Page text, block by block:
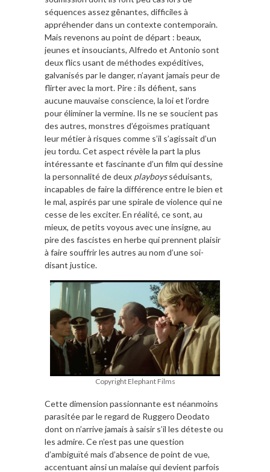
séquences assez gênantes, difficiles à
appréhender dans un contexte contemporain.
Mais revenons au point de départ : beaux,
jeunes et insouciants, Alfredo et Antonio sont
deux flics usant de méthodes expéditives,
galvanisés par le danger, n’ayant jamais peur de
flirter avec la mort. Pire : ils défient, sans
aucune mauvaise conscience, la loi et l’ordre
pour éliminer la vermine. Ils ne se soucient pas
des autres, monstres d’égoïsmes pratiquant
leur métier à risques comme s’il s’agissait d’un
jeu tordu. Cet aspect révèle la part la plus
intéressante et fascinante d’un film qui dessine
la personnalité de deux playboysséduisants,
incapables de faire la différence entre le bien et
le mal, aspirés par une spirale de violence qui ne
cesse de les exciter. En réalité, ce sont, au
mieux, de petits voyous avec une insigne, au
pire des fascistes en herbe qui prennent plaisir
à faire souffrir les autres au nom d’une soi-
disant justice.
Copyright Elephant Films
Cette dimension passionnante est néanmoins
parasitée par le regard de Ruggero Deodato
dont on n’arrive jamais à saisir s’il les déteste ou
les admire. Ce n’est pas une question
d’ambiguïté mais d’absence de point de vue,
accentuant ainsi un malaise qui devient parfois